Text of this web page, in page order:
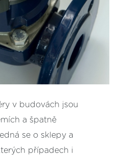
v budovách jsou
a špatně
se o sklepy a
případech i